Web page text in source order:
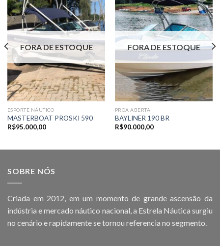
Adicionar
aos meus
favoritos
FORA DE ESTOQUE
ESPORTE NÁUTICO
MASTERBOAT PROSKI 590
R$95.000,00
Adicionar
aos meus
favoritos
FORA DE ESTOQUE
PROA ABERTA
BAYLINER 190 BR
R$90.000,00
SOBRE NÓS
Criada em 2012, em um momento de grande ascensão da
indústria e mercado náutico nacional, a Estrela Náutica surgiu
no cenário e rapidamente se tornou referencia no segmento.